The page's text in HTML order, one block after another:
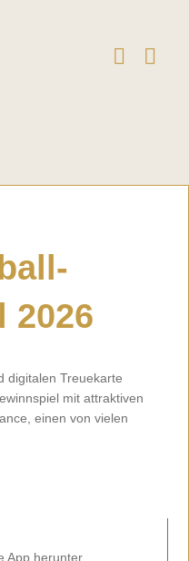
F
o
I
r
2026
digitalen Treuekarte
mit attraktiven
einen von vielen
App herunter.